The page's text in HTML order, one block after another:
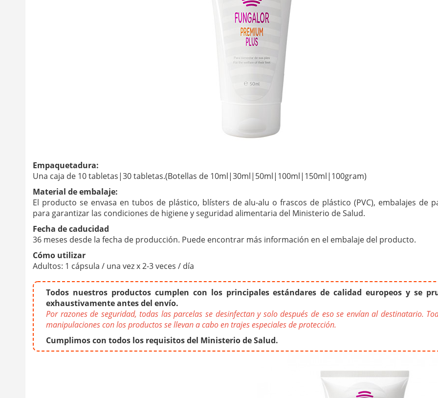
Empaquetadura:
Una caja de 10 tabletas|30 tabletas.(Botellas de 10ml|30ml|50ml|100ml|150ml|100gram)
Material de embalaje:
El producto se envasa en tubos de plástico, blísters de alu-alu o frascos de plástico (PVC), embalajes de
para garantizar las condiciones de higiene y seguridad alimentaria del Ministerio de Salud.
Fecha de caducidad
36 meses desde la fecha de producción. Puede encontrar más información en el embalaje del producto.
Cómo utilizar
Adultos: 1 cápsula / una vez x 2-3 veces / día
Todos nuestros productos cumplen con los principales estándares de calidad europeos y se
exhaustivamente antes del envío.
Por razones de seguridad, todas las parcelas se desinfectan y solo después de eso se envían al destinatario.
manipulaciones con los productos se llevan a cabo en trajes especiales de protección.
Cumplimos con todos los requisitos del Ministerio de Salud.